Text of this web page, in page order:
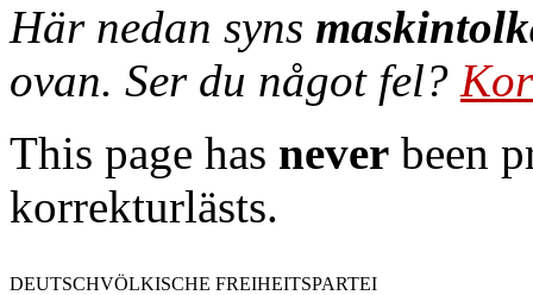
Här nedan syns
ovan. Ser du något fel?
This page has never been
korrekturlästs.
DEUTSCHVÖLKISCHE FREIHEITSPARTEI